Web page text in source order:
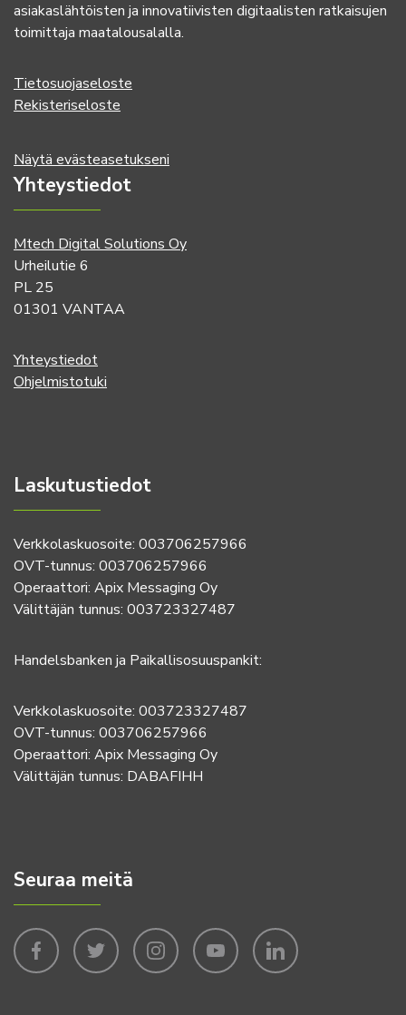
asiakaslähtöisten ja innovatiivisten digitaalisten ratkaisujen
toimittaja maatalousalalla.
Tietosuojaseloste
Rekisteriseloste
Näytä evästeasetukseni
Yhteystiedot
Mtech Digital Solutions Oy
Urheilutie 6
PL 25
01301 VANTAA
Yhteystiedot
Ohjelmistotuki
Laskutustiedot
Verkkolaskuosoite: 003706257966
OVT-tunnus: 003706257966
Operaattori: Apix Messaging Oy
Välittäjän tunnus: 003723327487
Handelsbanken ja Paikallisosuuspankit:
Verkkolaskuosoite: 003723327487
OVT-tunnus: 003706257966
Operaattori: Apix Messaging Oy
Välittäjän tunnus: DABAFIHH
Seuraa meitä